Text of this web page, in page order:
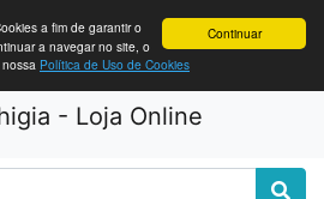
Continuar
a fim de garantir o
a navegar no site, o
Política de Uso de Cookies
- Loja Online